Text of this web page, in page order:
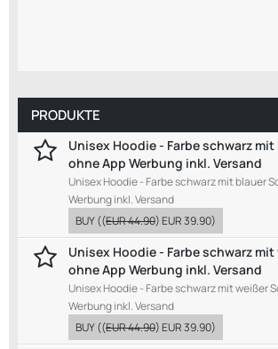
PRODUKTE
Unisex Hoodie - Farbe schwarz
ohne App Werbung inkl. Versand
Unisex Hoodie - Farbe schwarz mit blauer
Werbung inkl. Versand
BUY((EUR 44.90)EUR 39.90)
Unisex Hoodie - Farbe schwarz
ohne App Werbung inkl. Versand
Unisex Hoodie - Farbe schwarz mit weißer
Werbung inkl. Versand
BUY((EUR 44.90)EUR 39.90)